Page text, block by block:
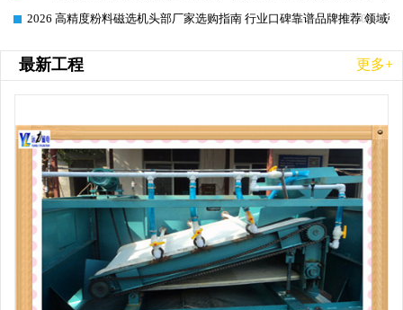
2026-06-26
2026 高精度粉料磁选机头部厂家选购指南 行业口碑靠谱品牌推荐 领域
最新工程 更多+